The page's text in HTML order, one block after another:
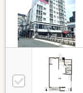
Amazonギフ
す♪お子様連